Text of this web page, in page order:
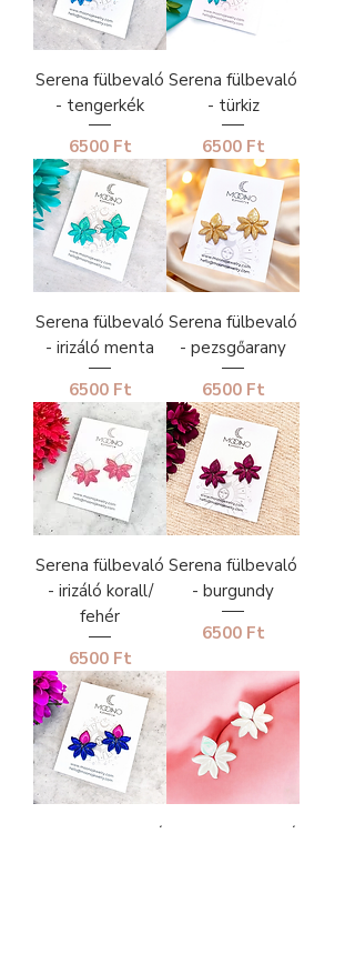
Serena fülbevaló
- tengerkék
Ár
6500 Ft
Serena fülbevaló
- türkiz
Ár
6500 Ft
Serena fülbevaló
- irizáló menta
Ár
6500 Ft
Serena fülbevaló
- pezsgőarany
Ár
6500 Ft
Serena fülbevaló
- irizáló korall/
fehér
Ár
6500 Ft
Serena fülbevaló
- burgundy
Ár
6500 Ft
Serena fülbevaló
Serena fülbevaló